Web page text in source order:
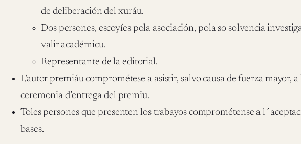
de deliberación del xuráu.
Dos persones, escoyíes pola asociación, pola so solvencia
valir académicu.
Representante de la editorial.
L’autor premiáu comprométese a asistir, salvo causa de fuerza mayor, a
ceremonia d’entrega del premiu.
Toles persones que presenten los trabayos comprométense a
bases.